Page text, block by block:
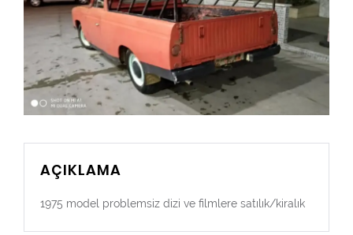
AÇIKLAMA
1975 model problemsiz dizi ve filmlere satılık/kiralık